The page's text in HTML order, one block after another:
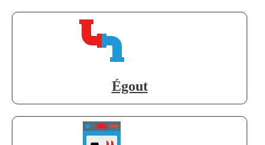
Égout